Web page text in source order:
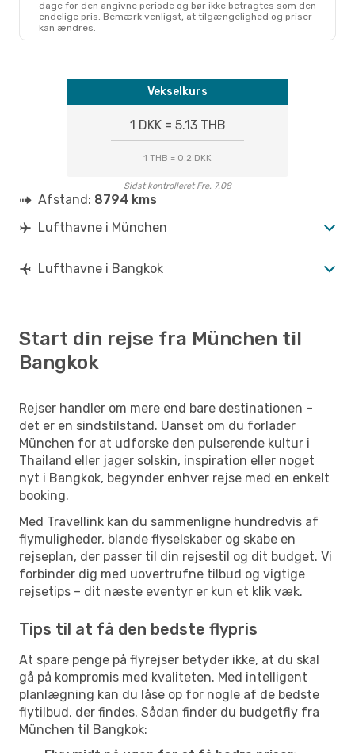
Tir. 8. Sep.- Man. 14. Sep.
Etihad Airways
- MUC
dage for den angivne periode og bør ikke betragtes som den
endelige pris. Bemærk venligst, at tilgængelighed og priser
kan ændres.
Vekselkurs
1 DKK = 5.13 THB
1 THB = 0.2 DKK
Sidst kontrolleret Fre. 7.08
Afstand: 8794 kms
Lufthavne i München
Lufthavne i Bangkok
Start din rejse fra München til
Bangkok
Rejser handler om mere end bare destinationen –
det er en sindstilstand. Uanset om du forlader
München for at udforske den pulserende kultur i
Thailand eller jager solskin, inspiration eller noget
nyt i Bangkok, begynder enhver rejse med en enkelt
booking.
Med Travellink kan du sammenligne hundredvis af
flymuligheder, blande flyselskaber og skabe en
rejseplan, der passer til din rejsestil og dit budget. Vi
forbinder dig med uovertrufne tilbud og vigtige
rejsetips – dit næste eventyr er kun et klik væk.
Tips til at få den bedste flypris
At spare penge på flyrejser betyder ikke, at du skal
gå på kompromis med kvaliteten. Med intelligent
planlægning kan du låse op for nogle af de bedste
flytilbud, der findes. Sådan finder du budgetfly fra
München til Bangkok: